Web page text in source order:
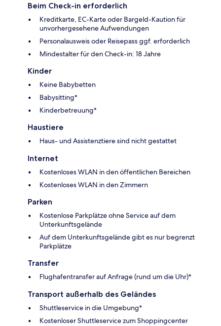
Beim Check-in erforderlich
Kreditkarte, EC-Karte oder Bargeld-Kaution für
unvorhergesehene Aufwendungen
Personalausweis oder Reisepass ggf. erforderlich
Mindestalter für den Check-in: 18 Jahre
Kinder
Keine Babybetten
Babysitting*
Kinderbetreuung*
Haustiere
Haus- und Assistenztiere sind nicht gestattet
Internet
Kostenloses WLAN in den öffentlichen Bereichen
Kostenloses WLAN in den Zimmern
Parken
Kostenlose Parkplätze ohne Service auf dem
Unterkunftsgelände
Auf dem Unterkunftsgelände gibt es nur begrenzt
Parkplätze
Transfer
Flughafentransfer auf Anfrage (rund um die Uhr)*
Transport außerhalb des Geländes
Shuttleservice in die Umgebung*
Kostenloser Shuttleservice zum Shoppingcenter